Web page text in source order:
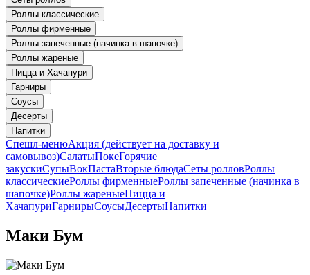
Роллы классические
Роллы фирменные
Роллы запеченные (начинка в шапочке)
Роллы жареные
Пицца и Хачапури
Гарниры
Соусы
Десерты
Напитки
Спешл-менюАкция (действует на доставку и
самовывоз)СалатыПокеГорячие
закускиСупыВокПастаВторые блюдаСеты ролловРоллы
классическиеРоллы фирменныеРоллы запеченные (начинка в
шапочке)Роллы жареныеПицца и
ХачапуриГарнирыСоусыДесертыНапитки
Маки Бум